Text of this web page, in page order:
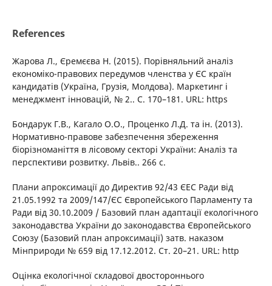
References
Жарова Л., Єремєєва Н. (2015). Порівняльний аналіз
економіко-правових передумов членства у ЄС країн
кандидатів (Україна, Грузія, Молдова). Маркетинг і
менеджмент інновацій, № 2.. С. 170–181. URL: https
Бондарук Г.В., Кагало О.О., Проценко Л.Д. та ін. (2013).
Нормативно-правове забезпечення збереження
біорізноманіття в лісовому секторі України: Аналіз та
перспективи розвитку. Львів.. 266 с.
Плани апроксимації до Директив 92/43 ЄЕС Ради від
21.05.1992 та 2009/147/ЄС Європейського Парламенту та
Ради від 30.10.2009 / Базовий план адаптації екологічного
законодавства України до законодавства Європейського
Союзу (Базовий план апроксимації) затв. наказом
Мінприроди № 659 від 17.12.2012. Ст. 20–21. URL: http
Оцінка екологічної складової двостороннього